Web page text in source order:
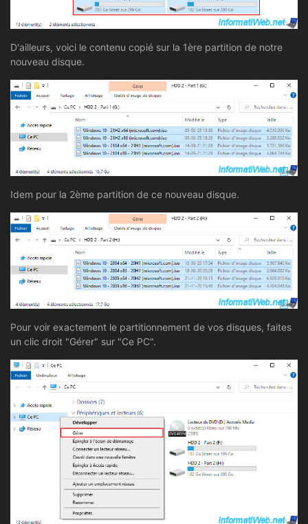
D'ailleurs, voici le contenu copié sur la 1ère partition de notre
nouveau disque.
Idem pour la 2ème partition de ce nouveau disque.
Pour voir exactement le partitionnement de vos disques, faites
un clic droit "Gérer" sur "Ce PC".